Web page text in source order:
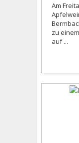
Am
zu
auf ...